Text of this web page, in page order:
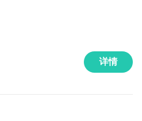
详情